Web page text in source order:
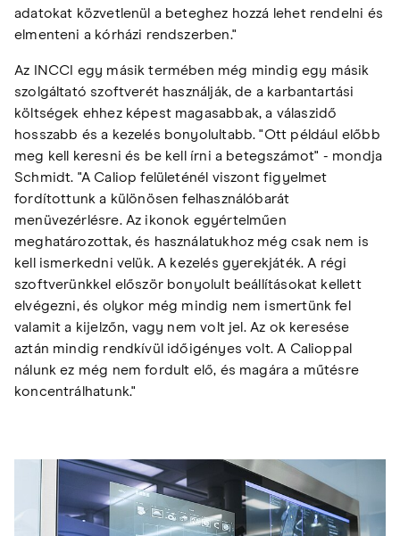
adatokat közvetlenül a beteghez hozzá lehet rendelni és
elmenteni a kórházi rendszerben."
Az INCCI egy másik termében még mindig egy másik
szolgáltató szoftverét használják, de a karbantartási
költségek ehhez képest magasabbak, a válaszidő
hosszabb és a kezelés bonyolultabb. "Ott például előbb
meg kell keresni és be kell írni a betegszámot" - mondja
Schmidt. "A Caliop felületénél viszont figyelmet
fordítottunk a különösen felhasználóbarát
menüvezérlésre. Az ikonok egyértelműen
meghatározottak, és használatukhoz még csak nem is
kell ismerkedni velük. A kezelés gyerekjáték. A régi
szoftverünkkel először bonyolult beállításokat kellett
elvégezni, és olykor még mindig nem ismertünk fel
valamit a kijelzőn, vagy nem volt jel. Az ok keresése
aztán mindig rendkívül időigényes volt. A Calioppal
nálunk ez még nem fordult elő, és magára a műtésre
koncentrálhatunk."